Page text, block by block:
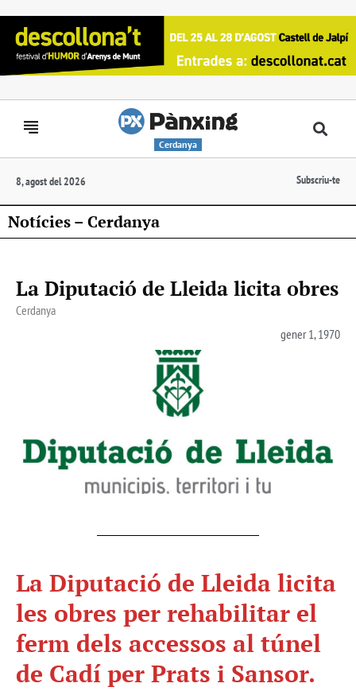
Cerdanya
8, agost del 2026 Subscriu-te
Notícies – Cerdanya
La Diputació de Lleida licita obres
Cerdanya
gener 1, 1970
La Diputació de Lleida licita
les obres per rehabilitar el
ferm dels accessos al túnel
de Cadí per Prats i Sansor.